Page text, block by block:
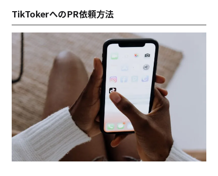
TikTokerへのPR依頼方法